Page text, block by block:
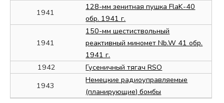
1941
128-мм зенитная пушка FlaK-40
обр. 1941 г.
1941
150-мм шестиствольный
реактивный миномет Nb.W 41 обр.
1941 г.
1942
Гусеничный тягач RSO
1943
Немецкие радиоуправляемые
(планирующие) бомбы